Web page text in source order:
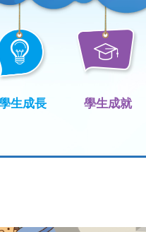
生成長 學生成就